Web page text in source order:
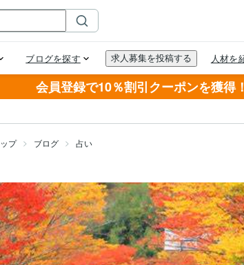
会員登録で10％割引クーポンを獲得！
プ ブログ 占い